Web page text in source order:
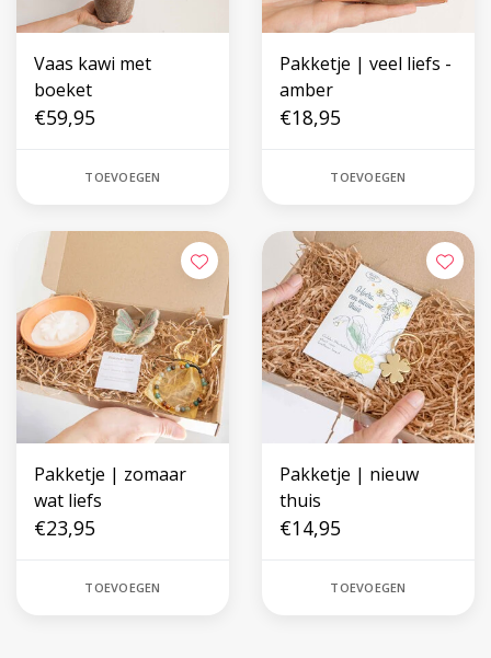
Vaas kawi met
boeket
€59,95
TOEVOEGEN
Pakketje | veel liefs -
amber
€18,95
TOEVOEGEN
Pakketje | zomaar
wat liefs
€23,95
TOEVOEGEN
Pakketje | nieuw
thuis
€14,95
TOEVOEGEN